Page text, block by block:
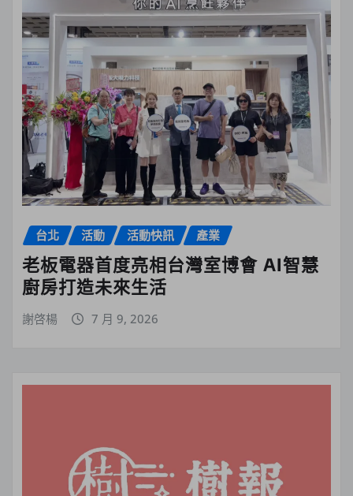
台北 活動 活動快訊 產業
老板電器首度亮相台灣室博會 AI智慧
廚房打造未來生活
謝啓楊 7 月 9, 2026